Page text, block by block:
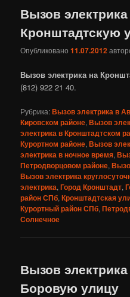
Вызов
Кронштадтскую
Опубликовано11.07.2012
Вызов электрика на
(812) 922 21 40.
Рубрика:Вызов электрика в
Кировском районе,Вызов
электрика в Кронштадтском
Курортном районе,Вызов
электрика в ночное время,
Петродворцовом районе,
Вызов электрика
электрика,Город Кронштадт,
район СПб,Кронштадтская
Курортный район СПб,
Солнечное
Вызов
Боровую улицу